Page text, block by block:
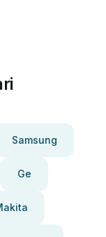
Samsung
Ge